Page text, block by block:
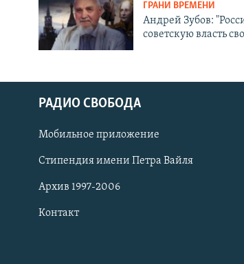
СОЦИАЛЬНЫЕ СЕТИ
ГРАНИ ВРЕМЕНИ
Андрей Зубов:
советскую власть
РАДИО СВОБОДА
Мобильное приложение
Стипендия имени Петра Вайля
Архив 1997-2006
Контакт